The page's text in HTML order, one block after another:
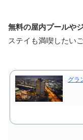
無料の屋内プールや
ステイも満喫したい
グラ